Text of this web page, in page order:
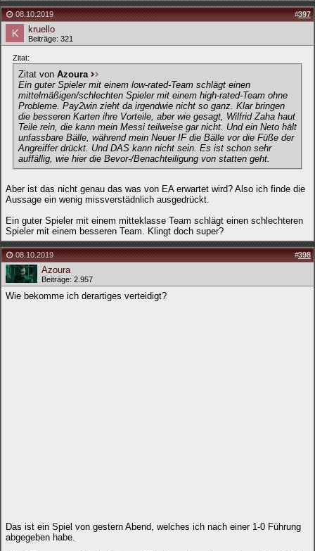
08.10.2019 #397
kruello
Beiträge: 321
Zitat:
Zitat von Azoura
Ein guter Spieler mit einem low-rated-Team schlägt einen
mittelmäßigen/schlechten Spieler mit einem high-rated-Team ohne
Probleme. Pay2win zieht da irgendwie nicht so ganz. Klar bringen
die besseren Karten ihre Vorteile, aber wie gesagt, Wilfrid Zaha haut
Teile rein, die kann mein Messi teilweise gar nicht. Und ein Neto hält
unfassbare Bälle, während mein Neuer IF die Bälle vor die Füße der
Angreiffer drückt. Und DAS kann nicht sein. Es ist schon sehr
auffällig, wie hier die Bevor-/Benachteiligung von statten geht.
Aber ist das nicht genau das was von EA erwartet wird? Also ich finde die
Aussage ein wenig missverstädnlich ausgedrückt.
Ein guter Spieler mit einem mitteklasse Team schlägt einen schlechteren
Spieler mit einem besseren Team. Klingt doch super?
08.10.2019 #398
Azoura
Beiträge: 2.957
Wie bekomme ich derartiges verteidigt?
Das ist ein Spiel von gestern Abend, welches ich nach einer 1-0 Führung
abgegeben habe.